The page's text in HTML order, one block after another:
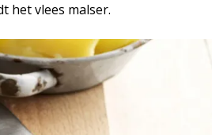
het vlees malser.